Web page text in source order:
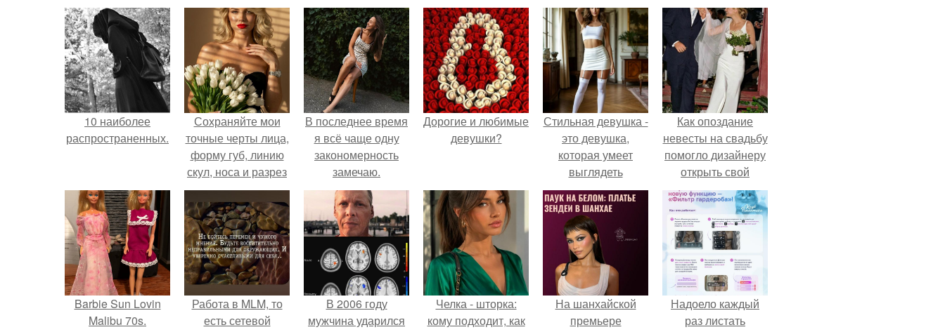
10 наиболее
распространенных.
Сохраняйте мои
точные черты лица,
форму губ, линию
скул, носа и разрез
глаз.
В последнее время
я всё чаще одну
закономерность
замечаю.
Дорогие и любимые
девушки?
Стильная девушка -
это девушка,
которая умеет
выглядеть
привлекательно и
элегантно в любои
ситуации.
Как опоздание
невесты на свадьбу
помогло дизайнеру
открыть свой
бренд.
Barbie Sun Lovin
Malibu 70s.
Работа в MLM, то
есть сетевой
В 2006 году
мужчина ударился
Челка - шторка:
кому подходит, как
На шанхайской
премьере
Надоело каждый
раз листать